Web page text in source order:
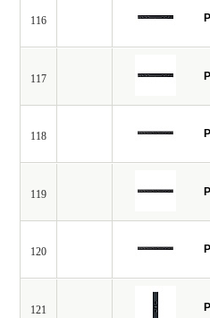
116
117
118
119
120
121